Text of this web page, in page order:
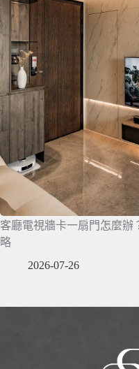
客廳電視牆卡一扇門怎麼辦
略
2026-07-26